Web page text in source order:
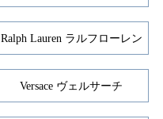
Ralph Lauren ラルフローレン
Versace ヴェルサーチ